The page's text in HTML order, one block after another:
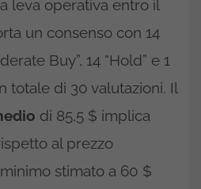
leva operativa entro il
un consenso con 14
Buy”, 14 “Hold” e 1
totale di 30 valutazioni. Il
di 85,5 $ implica
al prezzo
stimato a 60 $